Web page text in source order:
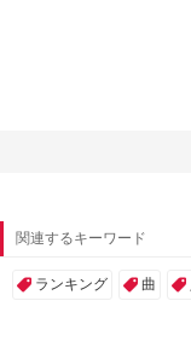
関連するキーワード
ランキング 曲